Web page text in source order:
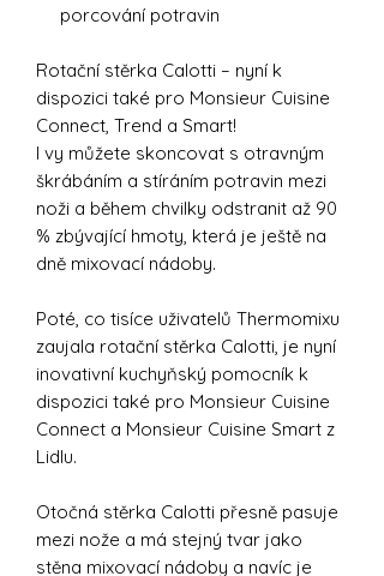
porcování potravin
Rotační stěrka Calotti – nyní k
dispozici také pro Monsieur Cuisine
Connect, Trend a Smart!
I vy můžete skoncovat s otravným
škrábáním a stíráním potravin mezi
noži a během chvilky odstranit až 90
% zbývající hmoty, která je ještě na
dně mixovací nádoby.
Poté, co tisíce uživatelů Thermomixu
zaujala rotační stěrka Calotti, je nyní
inovativní kuchyňský pomocník k
dispozici také pro Monsieur Cuisine
Connect a Monsieur Cuisine Smart z
Lidlu.
Otočná stěrka Calotti přesně pasuje
mezi nože a má stejný tvar jako
stěna mixovací nádoby a navíc je